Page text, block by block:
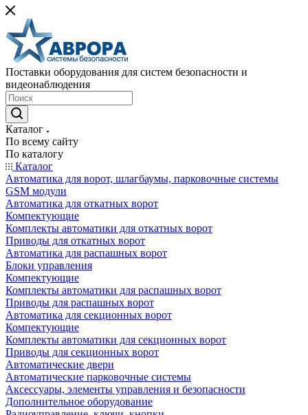
Поставки оборудования для систем безопасности и
видеонаблюдения
Каталог
По всему сайту
По каталогу
Каталог
Автоматика для ворот, шлагбаумы, парковочные системы
GSM модули
Автоматика для откатных ворот
Компектующие
Комплекты автоматики для откатных ворот
Приводы для откатных ворот
Автоматика для распашных ворот
Блоки управления
Компектующие
Комплекты автоматики для распашных ворот
Приводы для распашных ворот
Автоматика для секционных ворот
Компектующие
Комплекты автоматики для секционных ворот
Приводы для секционных ворот
Автоматические двери
Автоматические парковочные системы
Аксессуары, элементы управления и безопасности
Дополнительное оборудование